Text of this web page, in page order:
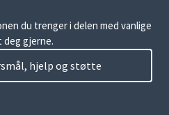
du trenger i delen med vanlige
deg gjerne.
hjelp og støtte